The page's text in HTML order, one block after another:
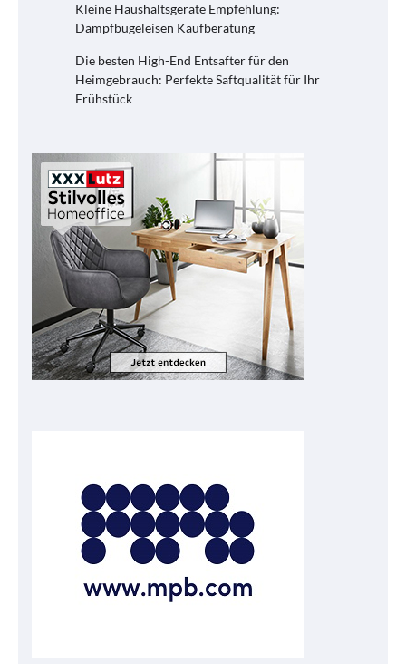
Kleine Haushaltsgeräte Empfehlung:
Dampfbügeleisen Kaufberatung
Die besten High-End Entsafter für den
Heimgebrauch: Perfekte Saftqualität für Ihr
Frühstück